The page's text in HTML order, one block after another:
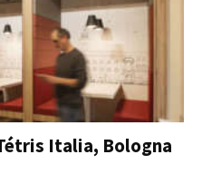
Italia, Bologna